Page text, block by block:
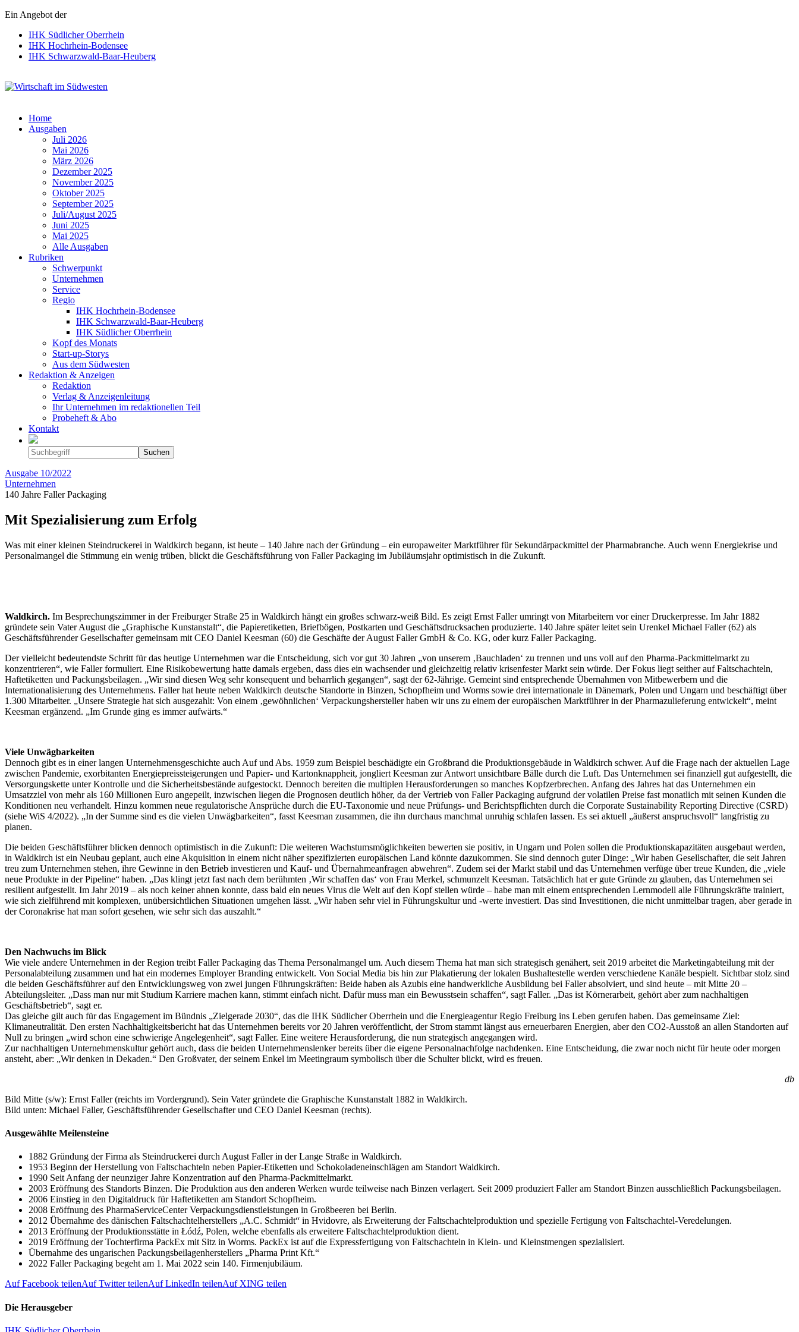
Ein Angebot der
IHK Südlicher Oberrhein
IHK Hochrhein-Bodensee
IHK Schwarzwald-Baar-Heuberg
Home
Ausgaben
Juli 2026
Mai 2026
März 2026
Dezember 2025
November 2025
Oktober 2025
September 2025
Juli/August 2025
Juni 2025
Mai 2025
Alle Ausgaben
Rubriken
Schwerpunkt
Unternehmen
Service
Regio
IHK Hochrhein-Bodensee
IHK Schwarzwald-Baar-Heuberg
IHK Südlicher Oberrhein
Kopf des Monats
Start-up-Storys
Aus dem Südwesten
Redaktion & Anzeigen
Redaktion
Verlag & Anzeigenleitung
Ihr Unternehmen im redaktionellen Teil
Probeheft & Abo
Kontakt
Ausgabe 10/2022
Unternehmen
140 Jahre Faller Packaging
Mit Spezialisierung zum Erfolg
Was mit einer kleinen Steindruckerei in Waldkirch begann, ist heute – 140 Jahre nach der Gründung – ein europaweiter Marktführer für Sekundärpackmittel der Pharmabranche. Auch wenn Energiekrise und
Personalmangel die Stimmung ein wenig trüben, blickt die Geschäftsführung von Faller Packaging im Jubiläumsjahr optimistisch in die Zukunft.
Waldkirch. Im Besprechungszimmer in der Freiburger Straße 25 in Waldkirch hängt ein großes schwarz-weiß Bild. Es zeigt Ernst Faller umringt von Mitarbeitern vor einer Druckerpresse. Im Jahr 1882
gründete sein Vater August die „Graphische Kunstanstalt“, die Papieretiketten, Briefbögen, Postkarten und Geschäftsdrucksachen produzierte. 140 Jahre später leitet sein Urenkel Michael Faller (62) als
Geschäftsführender Gesellschafter gemeinsam mit CEO Daniel Keesman (60) die Geschäfte der August Faller GmbH & Co. KG, oder kurz Faller Packaging.
Der vielleicht bedeutendste Schritt für das heutige Unternehmen war die Entscheidung, sich vor gut 30 Jahren „von unserem ‚Bauchladen‘ zu trennen und uns voll auf den Pharma-Packmittelmarkt zu
konzentrieren“, wie Faller formuliert. Eine Risikobewertung hatte damals ergeben, dass dies ein wachsender und gleichzeitig relativ krisenfester Markt sein würde. Der Fokus liegt seither auf Faltschachteln,
Haftetiketten und Packungsbeilagen. „Wir sind diesen Weg sehr konsequent und beharrlich gegangen“, sagt der 62-Jährige. Gemeint sind entsprechende Übernahmen von Mitbewerbern und die
Internationalisierung des Unternehmens. Faller hat heute neben Waldkirch deutsche Standorte in Binzen, Schopfheim und Worms sowie drei internationale in Dänemark, Polen und Ungarn und beschäftigt über
1.300 Mitarbeiter. „Unsere Strategie hat sich ausgezahlt: Von einem ‚gewöhnlichen‘ Verpackungshersteller haben wir uns zu einem der europäischen Marktführer in der Pharmazulieferung entwickelt“, meint
Keesman ergänzend. „Im Grunde ging es immer aufwärts.“
Viele Unwägbarkeiten
Dennoch gibt es in einer langen Unternehmensgeschichte auch Auf und Abs. 1959 zum Beispiel beschädigte ein Großbrand die Produktionsgebäude in Waldkirch schwer. Auf die Frage nach der aktuellen Lage
zwischen Pandemie, exorbitanten Energiepreissteigerungen und Papier- und Kartonknappheit, jongliert Keesman zur Antwort unsichtbare Bälle durch die Luft. Das Unternehmen sei finanziell gut aufgestellt, die
Versorgungskette unter Kontrolle und die Sicherheitsbestände aufgestockt. Dennoch bereiten die multiplen Herausforderungen so manches Kopfzerbrechen. Anfang des Jahres hat das Unternehmen ein
Umsatzziel von mehr als 160 Millionen Euro angepeilt, inzwischen liegen die Prognosen deutlich höher, da der Vertrieb von Faller Packaging aufgrund der volatilen Preise fast monatlich mit seinen Kunden die
Konditionen neu verhandelt. Hinzu kommen neue regulatorische Ansprüche durch die EU-Taxonomie und neue Prüfungs- und Berichtspflichten durch die Corporate Sustainability Reporting Directive (CSRD)
(siehe WiS 4/2022). „In der Summe sind es die vielen Unwägbarkeiten“, fasst Keesman zusammen, die ihn durchaus manchmal unruhig schlafen lassen. Es sei aktuell „äußerst anspruchsvoll“ langfristig zu
planen.
Die beiden Geschäftsführer blicken dennoch optimistisch in die Zukunft: Die weiteren Wachstumsmöglichkeiten bewerten sie positiv, in Ungarn und Polen sollen die Produktionskapazitäten ausgebaut werden,
in Waldkirch ist ein Neubau geplant, auch eine Akquisition in einem nicht näher spezifizierten europäischen Land könnte dazukommen. Sie sind dennoch guter Dinge: „Wir haben Gesellschafter, die seit Jahren
treu zum Unternehmen stehen, ihre Gewinne in den Betrieb investieren und Kauf- und Übernahmeanfragen abwehren“. Zudem sei der Markt stabil und das Unternehmen verfüge über treue Kunden, die „viele
neue Produkte in der Pipeline“ haben. „Das klingt jetzt fast nach dem berühmten ‚Wir schaffen das‘ von Frau Merkel, schmunzelt Keesman. Tatsächlich hat er gute Gründe zu glauben, das Unternehmen sei
resilient aufgestellt. Im Jahr 2019 – als noch keiner ahnen konnte, dass bald ein neues Virus die Welt auf den Kopf stellen würde – habe man mit einem entsprechenden Lernmodell alle Führungskräfte trainiert,
wie sich zielführend mit komplexen, unübersichtlichen Situationen umgehen lässt. „Wir haben sehr viel in Führungskultur und -werte investiert. Das sind Investitionen, die nicht unmittelbar tragen, aber gerade in
der Coronakrise hat man sofort gesehen, wie sehr sich das auszahlt.“
Den Nachwuchs im Blick
Wie viele andere Unternehmen in der Region treibt Faller Packaging das Thema Personalmangel um. Auch diesem Thema hat man sich strategisch genähert, seit 2019 arbeitet die Marketingabteilung mit der
Personalabteilung zusammen und hat ein modernes Employer Branding entwickelt. Von Social Media bis hin zur Plakatierung der lokalen Bushaltestelle werden verschiedene Kanäle bespielt. Sichtbar stolz sind
die beiden Geschäftsführer auf den Entwicklungsweg von zwei jungen Führungskräften: Beide haben als Azubis eine handwerkliche Ausbildung bei Faller absolviert, und sind heute – mit Mitte 20 –
Abteilungsleiter. „Dass man nur mit Studium Karriere machen kann, stimmt einfach nicht. Dafür muss man ein Bewusstsein schaffen“, sagt Faller. „Das ist Körnerarbeit, gehört aber zum nachhaltigen
Geschäftsbetrieb“, sagt er.
Das gleiche gilt auch für das Engagement im Bündnis „Zielgerade 2030“, das die IHK Südlicher Oberrhein und die Energieagentur Regio Freiburg ins Leben gerufen haben. Das gemeinsame Ziel:
Klimaneutralität. Den ersten Nachhaltigkeitsbericht hat das Unternehmen bereits vor 20 Jahren veröffentlicht, der Strom stammt längst aus erneuerbaren Energien, aber den CO2-Ausstoß an allen Standorten auf
Null zu bringen „wird schon eine schwierige Angelegenheit“, sagt Faller. Eine weitere Herausforderung, die nun strategisch angegangen wird.
Zur nachhaltigen Unternehmenskultur gehört auch, dass die beiden Unternehmenslenker bereits über die eigene Personalnachfolge nachdenken. Eine Entscheidung, die zwar noch nicht für heute oder morgen
ansteht, aber: „Wir denken in Dekaden.“ Den Großvater, der seinem Enkel im Meetingraum symbolisch über die Schulter blickt, wird es freuen.
db
Bild Mitte (s/w): Ernst Faller (reichts im Vordergrund). Sein Vater gründete die Graphische Kunstanstalt 1882 in Waldkirch.
Bild unten: Michael Faller, Geschäftsführender Gesellschafter und CEO Daniel Keesman (rechts).
Ausgewählte Meilensteine
1882 Gründung der Firma als Steindruckerei durch August Faller in der Lange Straße in Waldkirch.
1953 Beginn der Herstellung von Faltschachteln neben Papier-Etiketten und Schokoladeneinschlägen am Standort Waldkirch.
1990 Seit Anfang der neunziger Jahre Konzentration auf den Pharma-Packmittelmarkt.
2003 Eröffnung des Standorts Binzen. Die Produktion aus den anderen Werken wurde teilweise nach Binzen verlagert. Seit 2009 produziert Faller am Standort Binzen ausschließlich Packungsbeilagen.
2006 Einstieg in den Digitaldruck für Haftetiketten am Standort Schopfheim.
2008 Eröffnung des PharmaServiceCenter Verpackungsdienstleistungen in Großbeeren bei Berlin.
2012 Übernahme des dänischen Faltschachtelherstellers „A.C. Schmidt“ in Hvidovre, als Erweiterung der Faltschachtelproduktion und spezielle Fertigung von Faltschachtel-Veredelungen.
2013 Eröffnung der Produktionsstätte in Łódź, Polen, welche ebenfalls als erweitere Faltschachtelproduktion dient.
2019 Eröffnung der Tochterfirma PackEx mit Sitz in Worms. PackEx ist auf die Expressfertigung von Faltschachteln in Klein- und Kleinstmengen spezialisiert.
Übernahme des ungarischen Packungsbeilagenherstellers „Pharma Print Kft.“
2022 Faller Packaging begeht am 1. Mai 2022 sein 140. Firmenjubiläum.
Auf Facebook teilenAuf Twitter teilenAuf LinkedIn teilenAuf XING teilen
Die Herausgeber